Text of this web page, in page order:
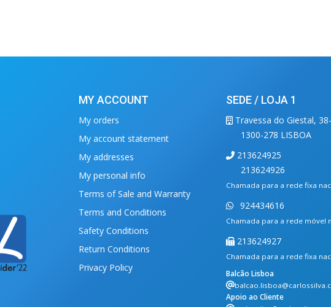
MY ACCOUNT
My orders
My account statement
My addresses
My personal info
Terms of Sale and Warranty
Terms and Conditions
Safety Conditions
Return Conditions
Privacy Policy
SEDE / LOJA 1
Travessa do Giestal,
1300-278 LISBOA
213624925
213624926
Chamada para a rede fixa
924434616
Chamada para a rede móvel
213624927
Chamada para a rede fixa
Balcão Lisboa
Apoio ao Cliente